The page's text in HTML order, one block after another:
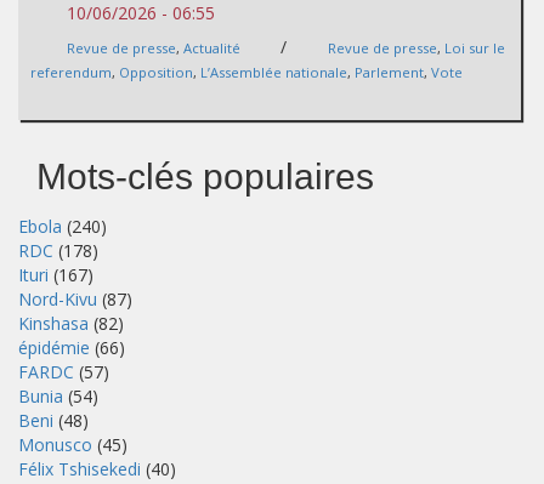
10/06/2026 - 06:55
Revue de presse, Actualité / Revue de presse, Loi sur le
referendum, Opposition, L’Assemblée nationale, Parlement, Vote
Mots-clés populaires
Ebola (240)
RDC (178)
Ituri (167)
Nord-Kivu (87)
Kinshasa (82)
épidémie (66)
FARDC (57)
Bunia (54)
Beni (48)
Monusco (45)
Félix Tshisekedi (40)